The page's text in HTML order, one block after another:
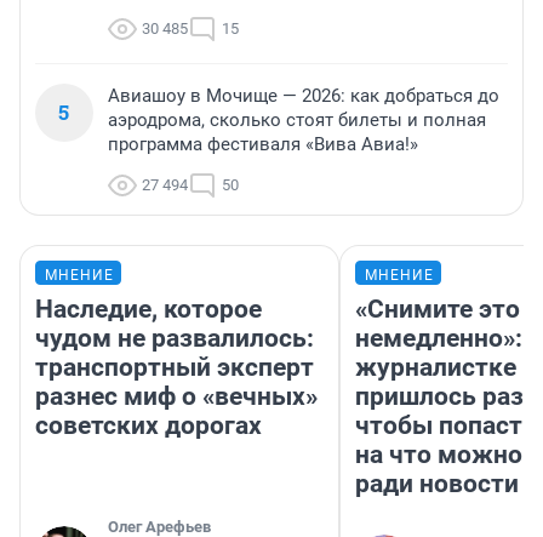
30 485 15
5
Авиашоу в Мочище — 2026: как добраться до
аэродрома, сколько стоят билеты и полная
программа фестиваля «Вива Авиа!»
27 494 50
МНЕНИЕ
Наследие, которое
чудом не развалилось:
транспортный эксперт
разнес миф о «вечных»
советских дорогах
Олег Арефьев
МНЕНИЕ
«Снимите это
немедленно»:
журналистке
пришлось
чтобы попасть
на что можно
ради новости